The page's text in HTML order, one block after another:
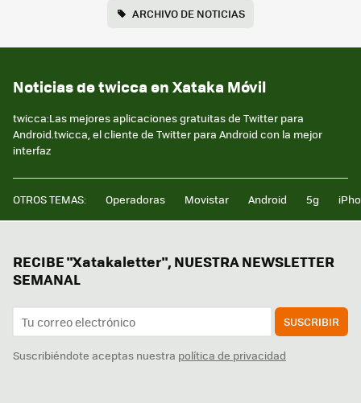
ARCHIVO DE NOTICIAS
Noticias de twicca en Xataka Móvil
twicca:Las mejores aplicaciones gratuitas de Twitter para
Android.twicca, el cliente de Twitter para Android con la mejor
interfaz
OTROS TEMAS: Operadoras Movistar Android 5g
RECIBE "Xatakaletter", NUESTRA NEWSLETTER
SEMANAL
SUSCRIBIR
Suscribiéndote aceptas nuestra política de privacidad